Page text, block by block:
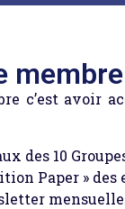
membre
c’est avoir
des 10
Paper » des